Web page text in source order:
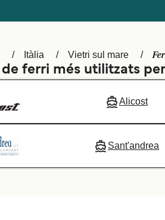
Itàlia Vietri sul mare
ferri més utilitzats
Alicost
Sant'andrea